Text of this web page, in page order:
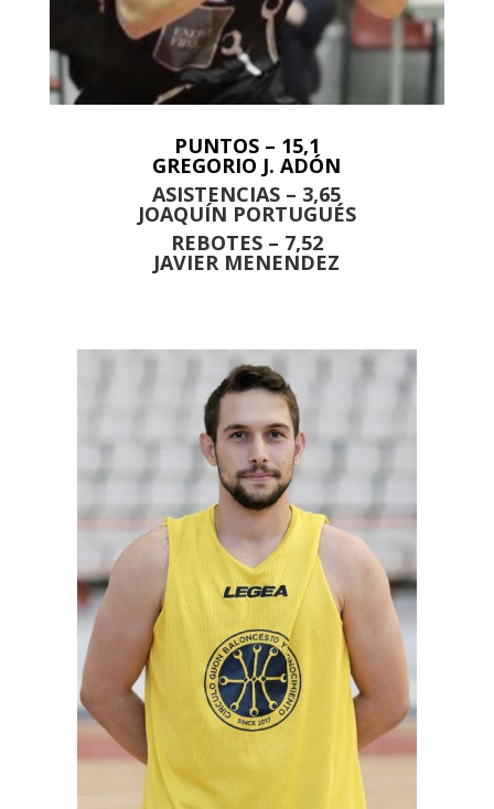
PUNTOS – 15,1
GREGORIO J. ADÓN
ASISTENCIAS – 3,65
JOAQUÍN PORTUGUÉS
REBOTES – 7,52
JAVIER MENENDEZ